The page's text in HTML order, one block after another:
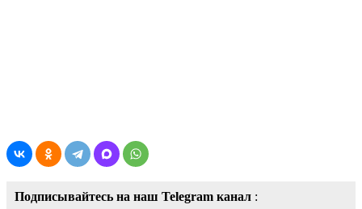
Подписывайтесь на наш Telegram канал :